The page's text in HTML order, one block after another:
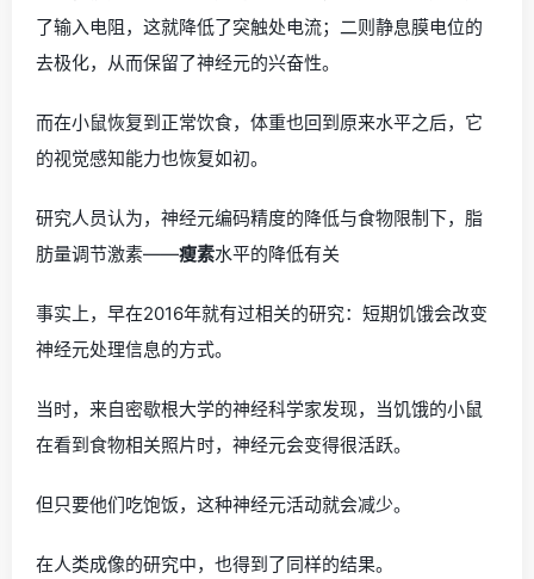
了输入电阻，这就降低了突触处电流；二则静息膜电位的
去极化，从而保留了神经元的兴奋性。
而在小鼠恢复到正常饮食，体重也回到原来水平之后，它
的视觉感知能力也恢复如初。
研究人员认为，神经元编码精度的降低与食物限制下，脂
肪量调节激素——瘦素水平的降低有关
事实上，早在2016年就有过相关的研究：短期饥饿会改变
神经元处理信息的方式。
当时，来自密歇根大学的神经科学家发现，当饥饿的小鼠
在看到食物相关照片时，神经元会变得很活跃。
但只要他们吃饱饭，这种神经元活动就会减少。
在人类成像的研究中，也得到了同样的结果。